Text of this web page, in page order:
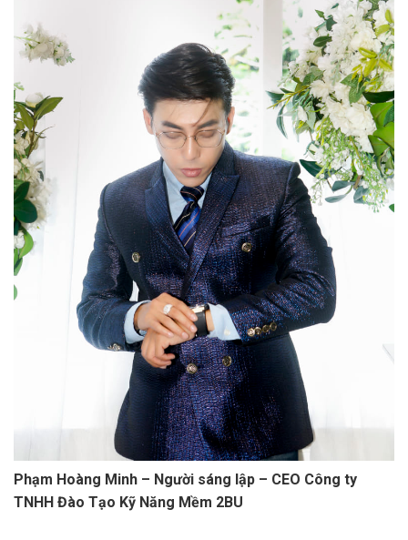
Phạm Hoàng Minh – Người sáng lập – CEO Công ty
TNHH Đào Tạo Kỹ Năng Mềm 2BU